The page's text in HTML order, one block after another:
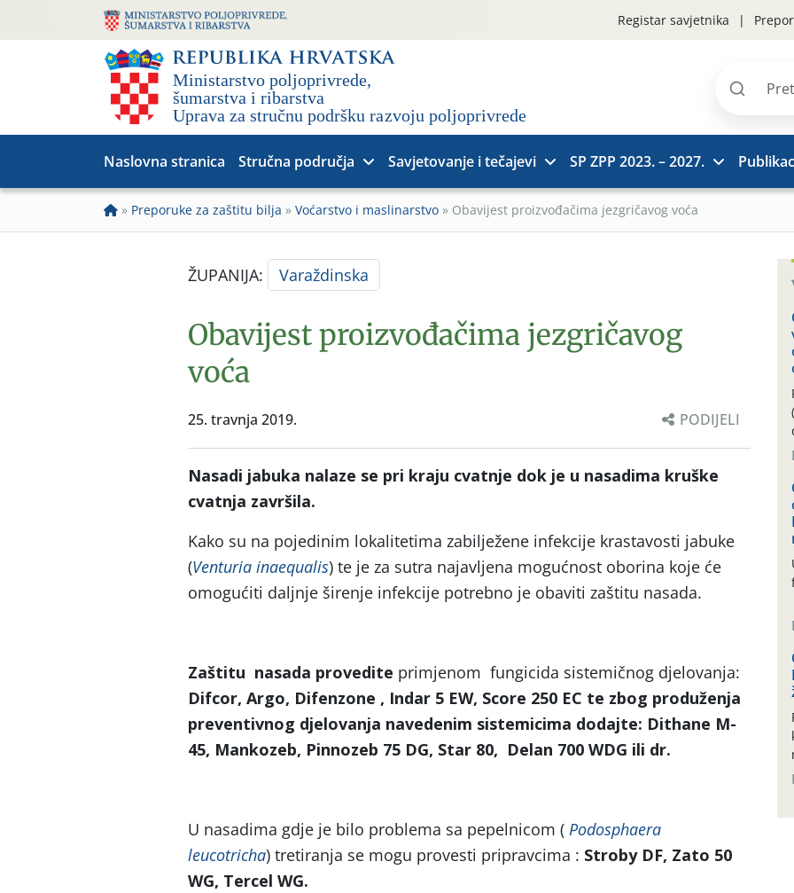
Registar savjetnika
Pretraži
Naslovna stranica Stručna područja Savjetovanje i tečajevi SP ZPP 2023. – 2027.
» Preporuke za zaštitu bilja » Voćarstvo i maslinarstvo » Obavijest proizvođačima jezgričavog voća
ŽUPANIJA: Varaždinska
Obavijest proizvođačima jezgričavog
voća
25. travnja 2019. PODIJELI
Nasadi jabuka nalaze se pri kraju cvatnje dok je u nasadima kruške
cvatnja završila.
Kako su na pojedinim lokalitetima zabilježene infekcije krastavosti jabuke
(Venturia inaequalis) te je za sutra najavljena mogućnost oborina koje će
omogućiti daljnje širenje infekcije potrebno je obaviti zaštitu nasada.
Zaštitu nasada provedite primjenom fungicida sistemičnog djelovanja:
Difcor, Argo, Difenzone , Indar 5 EW, Score 250 EC te zbog produženja
preventivnog djelovanja navedenim sistemicima dodajte: Dithane M-
45, Mankozeb, Pinnozeb 75 DG, Star 80, Delan 700 WDG ili dr.
U nasadima gdje je bilo problema sa pepelnicom ( Podosphaera
leucotricha) tretiranja se mogu provesti pripravcima : Stroby DF, Zato 50
WG, Tercel WG.